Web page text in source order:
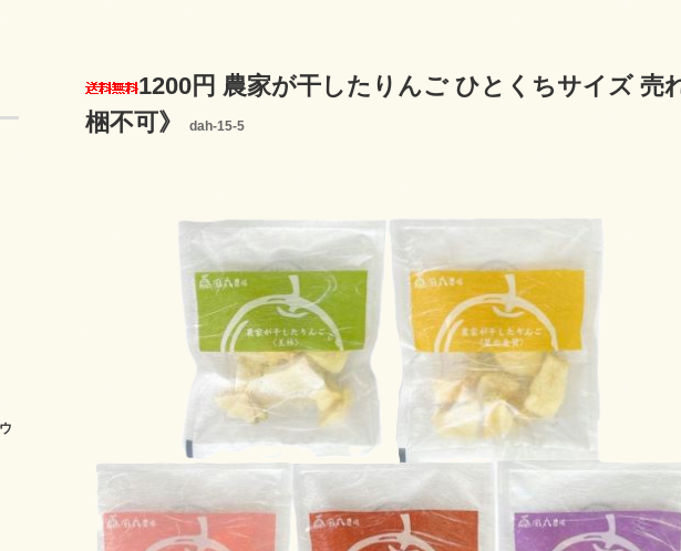
1200円 農家が干したりんご ひとくちサイズ 売
梱不可》
dah-15-5